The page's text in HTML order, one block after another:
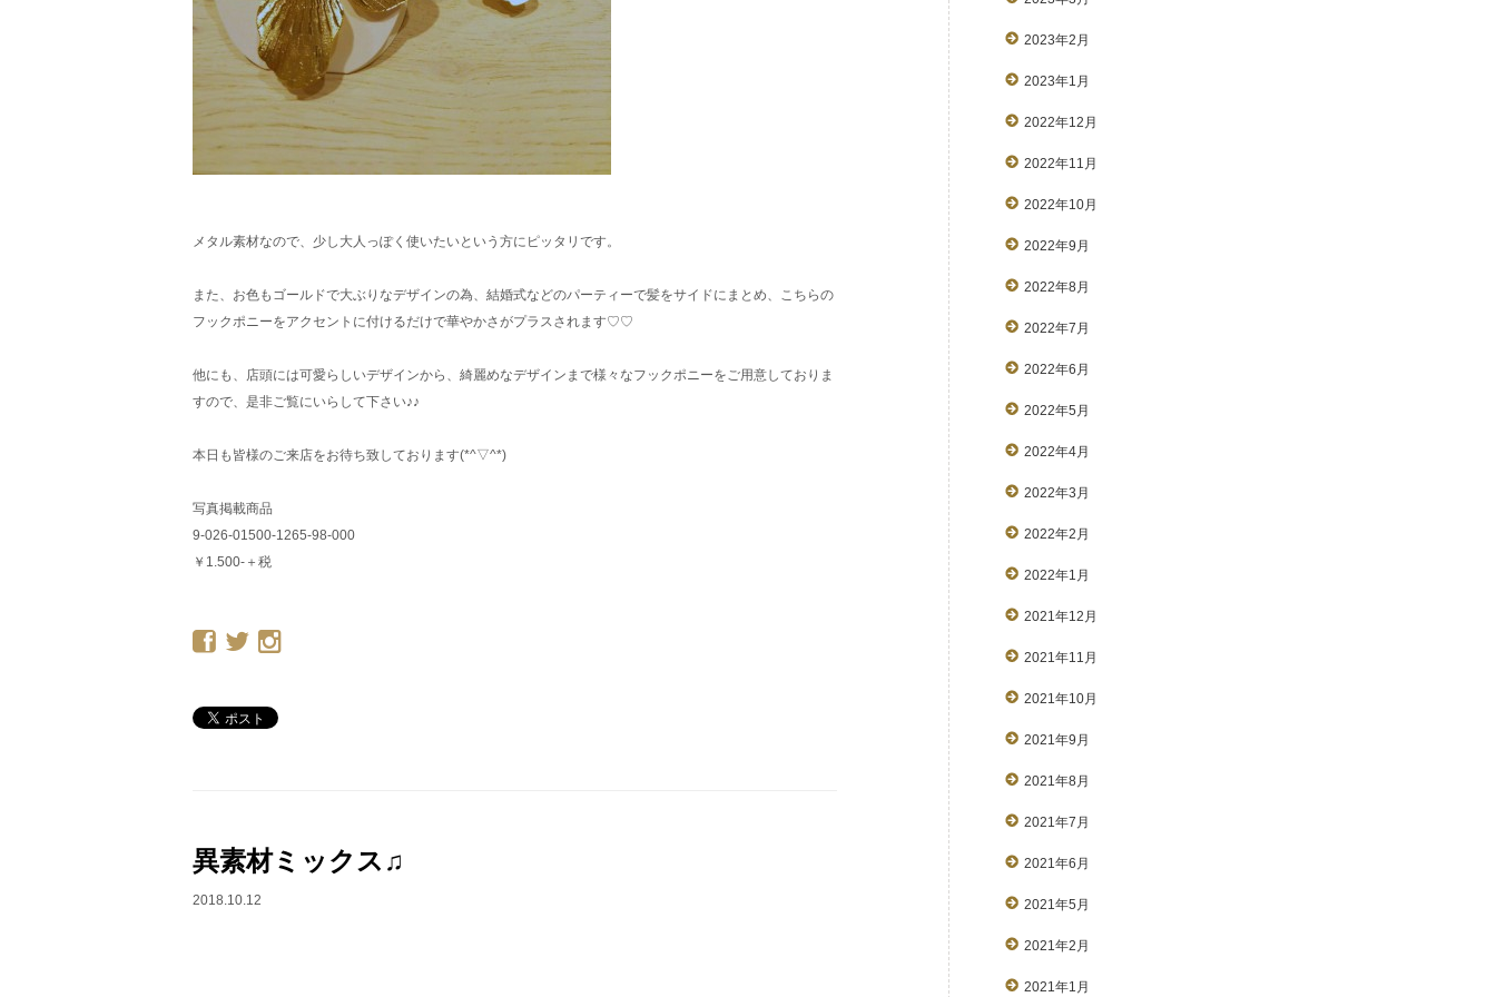
メタル素材なので、少し大人っぽく使いたいという方にピッタリです。
また、お色もゴールドで大ぶりなデザインの為、結婚式などのパーティーで髪をサイドにまとめ、こちらの
フックポニーをアクセントに付けるだけで華やかさがプラスされます♡♡
他にも、店頭には可愛らしいデザインから、綺麗めなデザインまで様々なフックポニーをご用意しておりま
すので、是非ご覧にいらして下さい♪♪
本日も皆様のご来店をお待ち致しております(*^▽^*)
写真掲載商品
9-026-01500-1265-98-000
￥1.500-＋税
異素材ミックス♫
2018.10.12
2023年2月
2023年1月
2022年12月
2022年11月
2022年10月
2022年9月
2022年8月
2022年7月
2022年6月
2022年5月
2022年4月
2022年3月
2022年2月
2022年1月
2021年12月
2021年11月
2021年10月
2021年9月
2021年8月
2021年7月
2021年6月
2021年5月
2021年2月
2021年1月